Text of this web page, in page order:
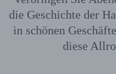
die Geschichte der
in schönen
diese